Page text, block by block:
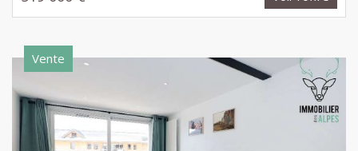
Vente